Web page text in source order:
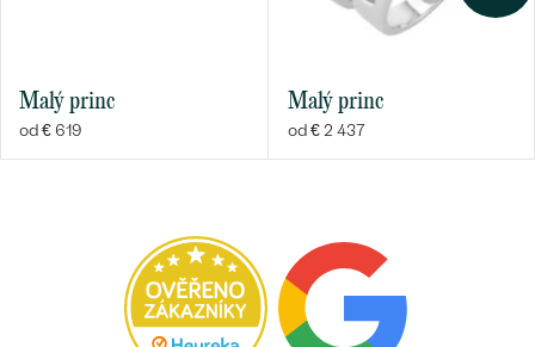
Malý princ
od € 619
Malý princ
od € 2 437